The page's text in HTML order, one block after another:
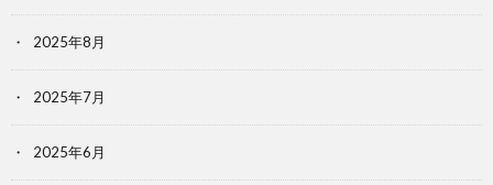
2025年8月
2025年7月
2025年6月